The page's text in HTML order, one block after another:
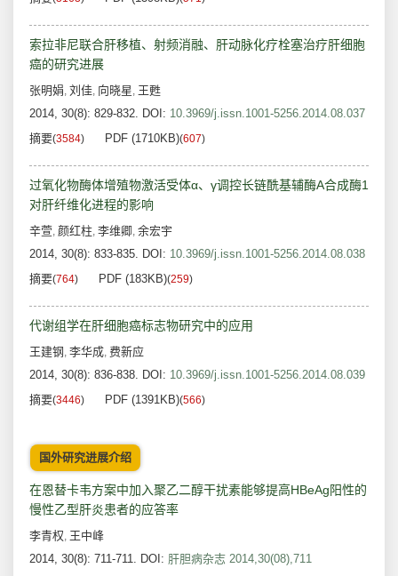
索拉非尼联合肝移植、射频消融、肝动脉化疗栓塞治疗肝细胞
癌的研究进展
张明娟, 刘佳, 向晓星, 王甦
2014, 30(8): 829-832. DOI: 10.3969/j.issn.1001-5256.2014.08.037
摘要(3584) PDF (1710KB)(607)
过氧化物酶体增殖物激活受体α、γ调控长链酰基辅酶A合成酶1
对肝纤维化进程的影响
辛萱, 颜红柱, 李维卿, 余宏宇
2014, 30(8): 833-835. DOI: 10.3969/j.issn.1001-5256.2014.08.038
摘要(764) PDF (183KB)(259)
代谢组学在肝细胞癌标志物研究中的应用
王建钢, 李华成, 费新应
2014, 30(8): 836-838. DOI: 10.3969/j.issn.1001-5256.2014.08.039
摘要(3446) PDF (1391KB)(566)
国外研究进展介绍
在恩替卡韦方案中加入聚乙二醇干扰素能够提高HBeAg阳性的
慢性乙型肝炎患者的应答率
李青权, 王中峰
2014, 30(8): 711-711. DOI: 肝胆病杂志 2014,30(08),711